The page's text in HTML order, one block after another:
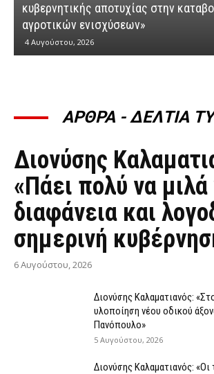
κυβερνητικής αποτυχίας στην
αγροτικών ενισχύσεων»
4 Αυγούστου, 2026
ΑΡΘΡΑ - ΔΕΛΤΙΑ
ΆΡΘΡΑ - ΔΕΛΤΊΑ ΤΎΠΟΥ
Διονύσης
«Πάει πολύ να μιλά
διαφάνεια και
σημερινή
6 Αυγούστου, 2026
Διονύσης Καλαματιανός:
υλοποίηση νέου οδικού
Πανόπουλο»
5 Αυγούστου, 2026
Διονύσης Καλαματιανός: «Οι